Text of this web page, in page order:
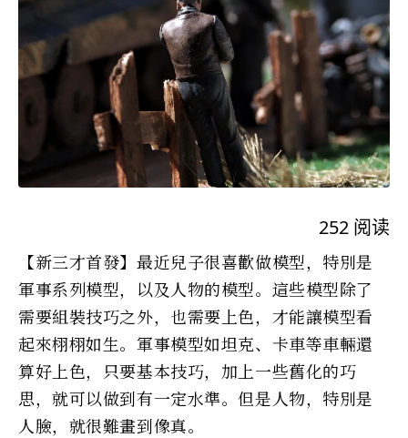
252 阅读
【新三才首發】最近兒子很喜歡做模型，特別是
軍事系列模型，以及人物的模型。這些模型除了
需要組裝技巧之外，也需要上色，才能讓模型看
起來栩栩如生。軍事模型如坦克、卡車等車輛還
算好上色，只要基本技巧，加上一些舊化的巧
思，就可以做到有一定水準。但是人物，特別是
人臉，就很難畫到像真。